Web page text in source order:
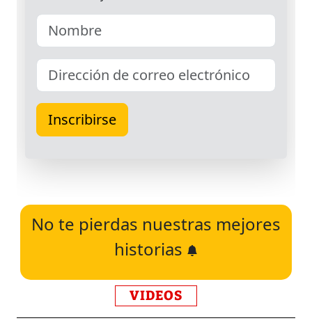
No te pierdas nuestras mejores
historias
VIDEOS